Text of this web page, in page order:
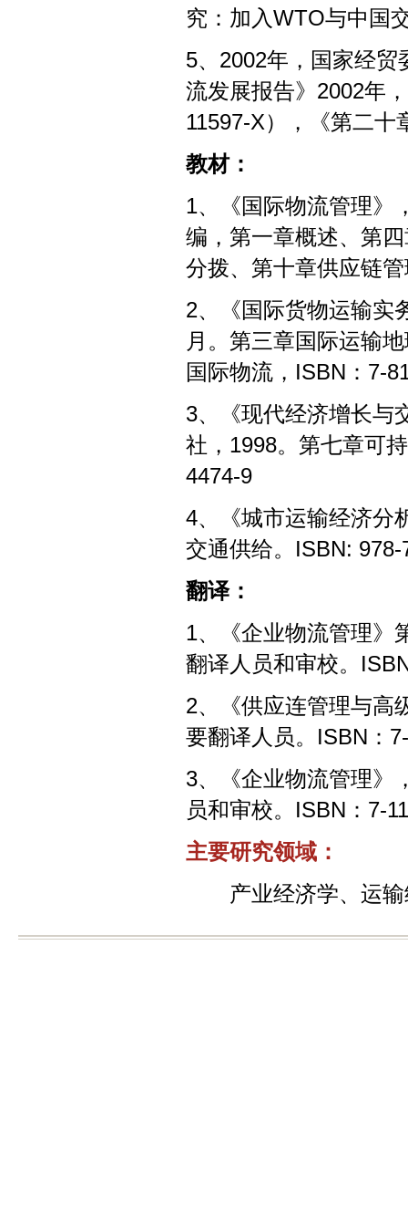
究：加入WTO与中国
5、2002年，国家经
流发展报告》2002年
11597-X），《第二
教材：
1、《国际物流管理》
编，第一章概述、第
分拨、第十章供应链
2、《国际货物运输实
月。第三章国际运输
国际物流，ISBN：7-
3、《现代经济增长与
社，1998。第七章可
4474-9
4、《城市运输经济分
交通供给。ISBN: 978-
翻译：
1、《企业物流管理》
翻译人员和审校。
2、《供应连管理与高
要翻译人员。ISBN：
3、《企业物流管理》
员和审校。ISBN：7-
主要研究领域：
产业经济学、运输